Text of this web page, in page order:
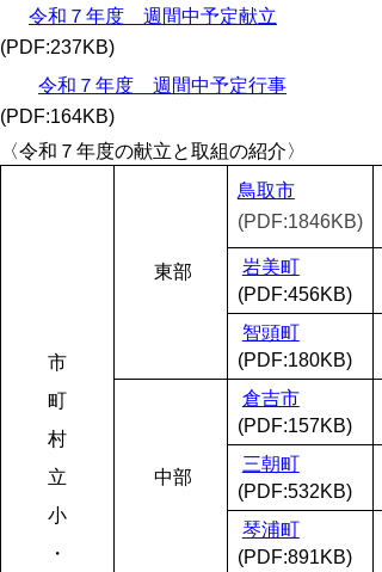
令和７年度 週間中予定献立
(PDF:237KB)
令和７年度 週間中予定行事
(PDF:164KB)
〈令和７年度の献立と取組の紹介〉
市
町
村
立
小
・
東部
鳥取市
(PDF:1846KB)
岩美町
(PDF:456KB)
智頭町
(PDF:180KB)
中部
倉吉市
(PDF:157KB)
三朝町
(PDF:532KB)
琴浦町
(PDF:891KB)